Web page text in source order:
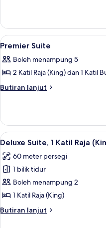
Suite
Lihat
semua
foto
untuk
Premier
1
Premier Suite
Boleh menampung 5
2 Katil Raja (King) dan 1 Katil
Butiran lanjut
Butiran
Suite
Lihat
semua
foto
untuk
Deluxe
Suite,
1
Katil
6
Deluxe Suite, 1 Katil Raja
60 meter persegi
1 bilik tidur
Boleh menampung 2
1 Katil Raja (King)
Butiran lanjut
Butiran